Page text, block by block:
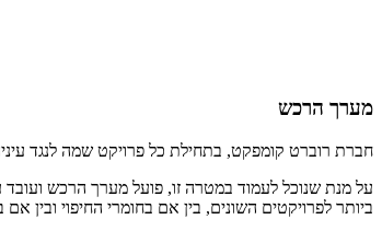
מערך הרכש
חברת רוברט קומפקט, בתחילת כל פרויקט שמה לנגד
על מנת שנוכל לעמוד במטרה זו, פועל מערך הרכש
ביותר לפרויקטים השונים, בין אם בחומרי החיפוי ובין